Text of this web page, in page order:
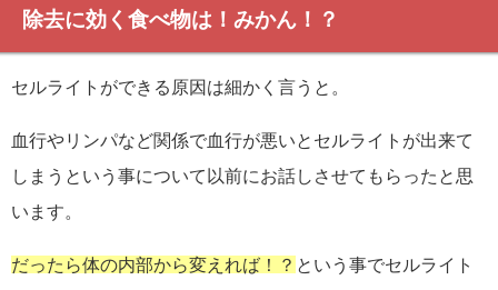
除去に効く食べ物は！みかん！？
セルライトができる原因は細かく言うと。
血行やリンパなど関係で血行が悪いとセルライトが出来て
しまうという事について以前にお話しさせてもらったと思
います。
だったら体の内部から変えれば！？ という事でセルライト